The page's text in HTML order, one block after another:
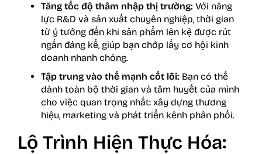
Tăng tốc độ thâm nhập thị trường: Với năng
lực R&D và sản xuất chuyên nghiệp, thời gian
từ ý tưởng đến khi sản phẩm lên kệ được rút
ngắn đáng kể, giúp bạn chớp lấy cơ hội kinh
doanh nhanh chóng.
Tập trung vào thế mạnh cốt lõi: Bạn có thể
dành toàn bộ thời gian và tâm huyết của mình
cho việc quan trọng nhất: xây dựng thương
hiệu, marketing và phát triển kênh phân phối.
Lộ Trình Hiện Thực Hóa: